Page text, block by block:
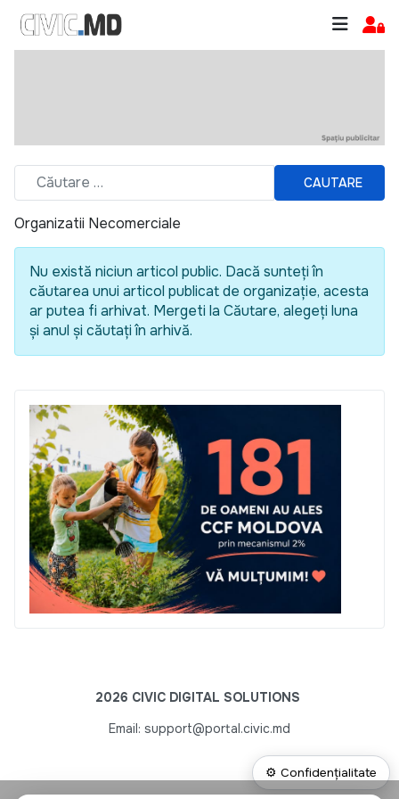
CAUTARE
Organizatii Necomerciale
Nu există niciun articol public. Dacă sunteți în
căutarea unui articol publicat de organizație, acesta
ar putea fi arhivat. Mergeti la Căutare, alegeți luna
și anul și căutați în arhivă.
2026 CIVIC DIGITAL SOLUTIONS
Email: support@portal.civic.md
⚙ Confidențialitate